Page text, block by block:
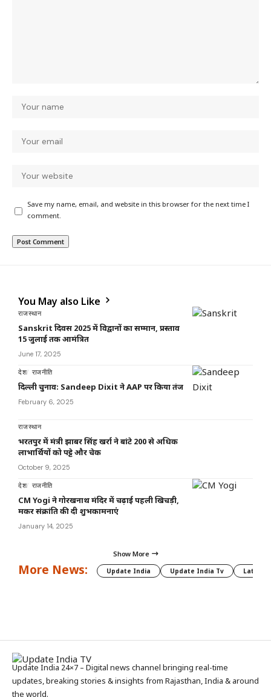
Save my name, email, and website in this browser for the next time I
comment.
You May also Like
राजस्थान
Sanskrit दिवस 2025 में विद्वानों का सम्मान, प्रस्ताव
15 जुलाई तक आमंत्रित
June 17, 2025
देश राजनीति
दिल्ली चुनाव: Sandeep Dixit ने AAP पर किया तंज
February 6, 2025
राजस्थान
भरतपुर में मंत्री झाबर सिंह खर्रा ने बांटे 200 से अधिक
लाभार्थियों को पट्टे और चेक
October 9, 2025
देश राजनीति
CM Yogi ने गोरखनाथ मंदिर में चढ़ाई पहली खिचड़ी,
मकर संक्रांति की दी शुभकामनाएं
January 14, 2025
Show More
More News: Update India Update India Tv Latest
Update India 24×7 – Digital news channel bringing real-time
updates, breaking stories & insights from Rajasthan, India & around